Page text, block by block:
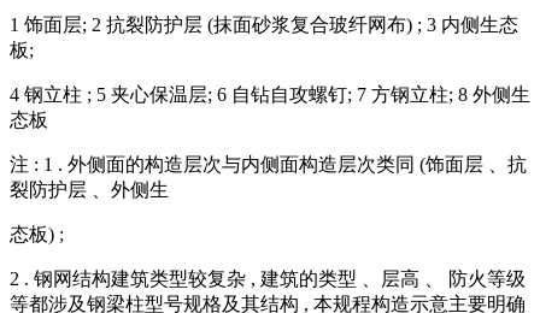
1 饰面层; 2 抗裂防护层 (抹面砂浆复合玻纤网布) ; 3 内侧生态
板;
4 钢立柱 ; 5 夹心保温层; 6 自钻自攻螺钉; 7 方钢立柱; 8 外侧生
态板
注 : 1 . 外侧面的构造层次与内侧面构造层次类同 (饰面层 、抗
裂防护层 、外侧生
态板) ;
2 . 钢网结构建筑类型较复杂 , 建筑的类型 、层高 、 防火等级
等都涉及钢梁柱型号规格及其结构 , 本规程构造示意主要明确